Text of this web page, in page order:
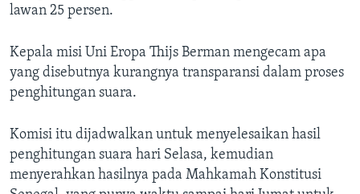
lawan 25 persen.
Kepala misi Uni Eropa Thijs Berman mengecam apa
yang disebutnya kurangnya transparansi dalam proses
penghitungan suara.
Komisi itu dijadwalkan untuk menyelesaikan hasil
penghitungan suara hari Selasa, kemudian
menyerahkan hasilnya pada Mahkamah Konstitusi